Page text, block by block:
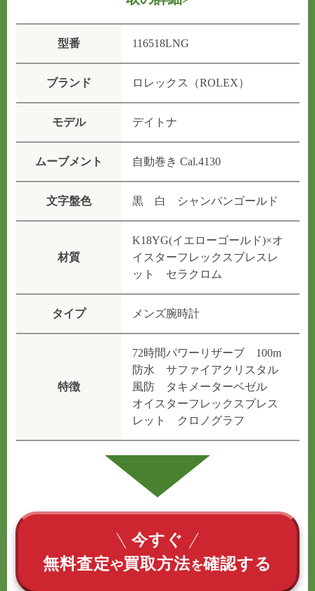
型番 116518LNG
ブランド ロレックス（ROLEX）
モデル デイトナ
ムーブメント 自動巻き Cal.4130
文字盤色 黒 白 シャンパンゴールド
材質
K18YG(イエローゴールド)×オ
イスターフレックスブレスレ
ット セラクロム
タイプ メンズ腕時計
特徴
72時間パワーリザーブ 100m
防水 サファイアクリスタル
風防 タキメーターベゼル
オイスターフレックスブレス
レット クロノグラフ
今すぐ
無料査定や買取方法を確認する